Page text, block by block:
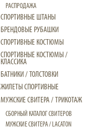
РАСПРОДАЖА
СПОРТИВНЫЕ ШТАНЫ
БРЕНДОВЫЕ РУБАШКИ
СПОРТИВНЫЕ КОСТЮМЫ
СПОРТИВНЫЕ КОСТЮМЫ /
КЛАССИКА
БАТНИКИ / ТОЛСТОВКИ
ЖИЛЕТЫ СПОРТИВНЫЕ
МУЖСКИЕ СВИТЕРА / ТРИКОТАЖ
СБОРНЫЙ КАТАЛОГ СВИТЕРОВ
МУЖСКИЕ СВИТЕРА / LACATON